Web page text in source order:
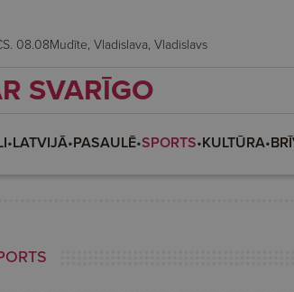
S. 08.08 Mudīte, Vladislava, Vladislavs
SVARĪGO
•LATVIJĀ•PASAULĒ•SPORTS•KULTŪRA•